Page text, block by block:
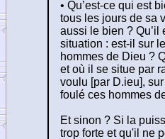
• Qu’est-ce qui est
tous les jours de sa
aussi le bien ? Qu’il
situation : est-il sur
hommes de Dieu ?
et où il se situe par
voulu [par D.ieu],
foulé ces hommes
Et sinon ? Si la
trop forte et qu'il ne